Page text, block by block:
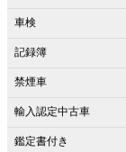
車検
記録簿
禁煙車
輸入認定中古車
鑑定書付き